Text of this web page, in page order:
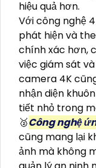
hiệu quả hơn.
Với công nghệ
phát hiện và
chính xác hơn,
việc giám sát
camera 4K
nhận diện
tiết nhỏ trong
🥈️Công nghệ
cũng mang lại
ảnh mà không